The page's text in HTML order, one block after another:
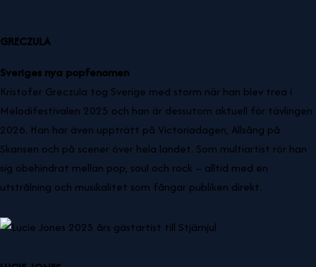
GRECZULA
Sveriges nya popfenomen
Kristofer Greczula tog Sverige med storm när han blev trea i
Melodifestivalen 2025 och han är dessutom aktuell för tävlingen
2026. Han har även uppträtt på Victoriadagen, Allsång på
Skansen och på scener över hela landet. Som multiartist rör han
sig obehindrat mellan pop, soul och rock – alltid med en
utstrålning och musikalitet som fångar publiken direkt.